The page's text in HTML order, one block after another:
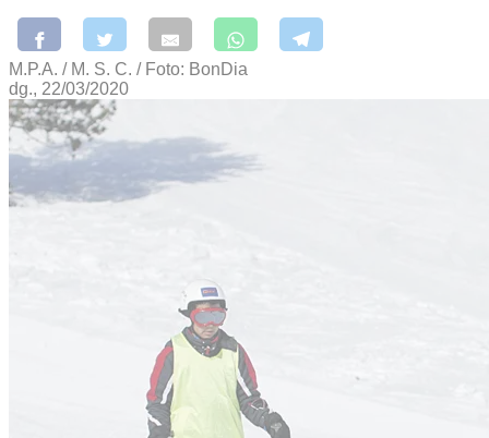
M.P.A. / M. S. C. / Foto: BonDia
dg., 22/03/2020